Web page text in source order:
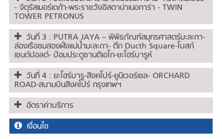
- จัตุรัสเมอร์เดก้า-พระราชวังอิสตาน่าเนอการ่า - TWIN
TOWER PETRONUS
วันที่ 3 : PUTRA JAYA – พิพิธภัณฑ์สมุทรศาสตร์มะละกา-
ล่องเรือชมสองฝั่งแม่น้ำมะละกา- ตึก Ducth Square-โบสถ์
เซนต์ปอลต์- ป้อมประตูซานติเอโก-ยะโฮร์บารูห์
วันที่ 4 : ยะโฮร์บารู-สิงคโปร์-ยูนิเวอร์เซล- ORCHARD
ROAD-สนามบินสิงคโปร์ กรุงเทพฯ
อัตราค่าบริการ
เงื่อนไข